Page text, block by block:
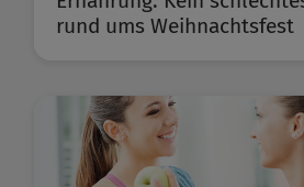
rund ums Weihnachtsfest